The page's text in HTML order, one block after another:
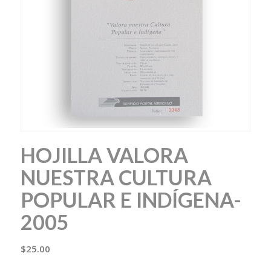
HOJILLA VALORA
NUESTRA CULTURA
POPULAR E INDÍGENA-
2005
$25.00